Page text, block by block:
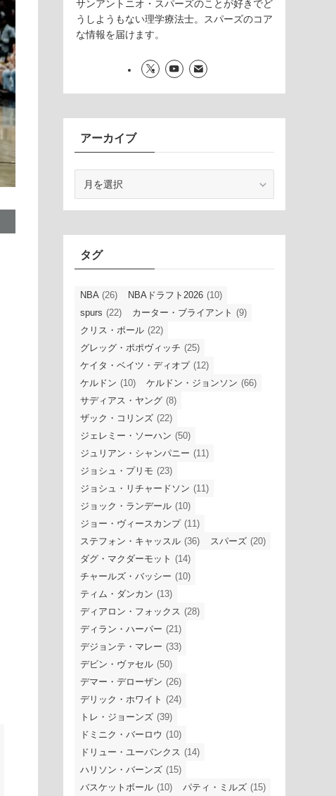
サンアントニオ・スパーズのことが好きでど
うしようもない理学療法士。スパーズのコア
な情報を届けます。
アーカイブ
ブ
タグ
NBA (26) NBAドラフト2026 (10)
spurs (22) カーター・ブライアント (9)
クリス・ポール (22)
グレッグ・ポポヴィッチ (25)
ケイタ・ベイツ・ディオプ (12)
ケルドン (10) ケルドン・ジョンソン (66)
サディアス・ヤング (8)
ザック・コリンズ (22)
ジェレミー・ソーハン (50)
ジュリアン・シャンパニー (11)
ジョシュ・プリモ (23)
ジョシュ・リチャードソン (11)
ジョック・ランデール (10)
ジョー・ヴィースカンプ (11)
ステフォン・キャッスル (36) スパーズ (20)
ダグ・マクダーモット (14)
チャールズ・バッシー (10)
ティム・ダンカン (13)
ディアロン・フォックス (28)
ディラン・ハーパー (21)
デジョンテ・マレー (33)
デビン・ヴァセル (50)
デマー・デローザン (26)
デリック・ホワイト (24)
トレ・ジョーンズ (39)
ドミニク・バーロウ (10)
ドリュー・ユーバンクス (14)
ハリソン・バーンズ (15)
バスケットボール (10) パティ・ミルズ (15)